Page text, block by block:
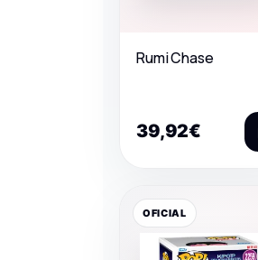
Rumi Chase
39,92€
OFICIAL